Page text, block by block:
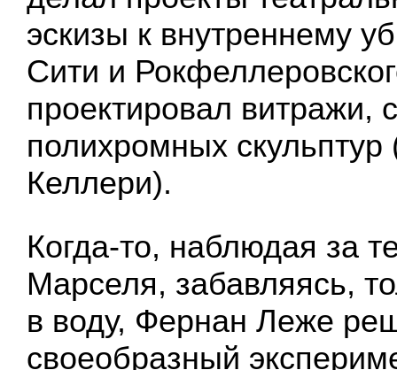
эскизы к внутреннему
Сити и
проектировал витражи,
полихромных
Келлери).
Когда-то, наблюдая за
Марселя, забавляясь,
в воду, Фернан Леже
своеобразный